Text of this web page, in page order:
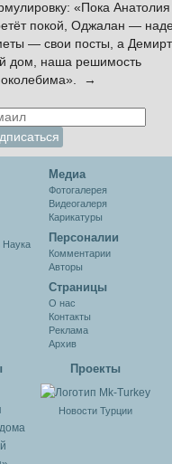
«Пока
покой, Оджалан —
— свои посты, а
дом, наша решимость
→
Наука
Медиа
Фотогалерея
Видеогалеря
Карикатуры
Персоналии
Комментарии
Авторы
Cтраницы
О нас
Контакты
Реклама
Архив
Проекты
Новости Турции